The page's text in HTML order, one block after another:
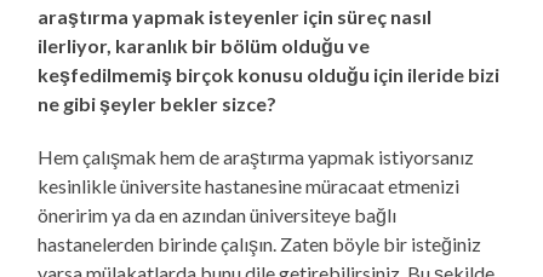
araştırma yapmak isteyenler için süreç nasıl
ilerliyor, karanlık bir bölüm olduğu ve
keşfedilmemiş birçok konusu olduğu için ileride bizi
ne gibi şeyler bekler sizce?
Hem çalışmak hem de araştırma yapmak istiyorsanız
kesinlikle üniversite hastanesine müracaat etmenizi
öneririm ya da en azından üniversiteye bağlı
hastanelerden birinde çalışın. Zaten böyle bir isteğiniz
varsa mülakatlarda bunu dile getirebilirsiniz. Bu şekilde